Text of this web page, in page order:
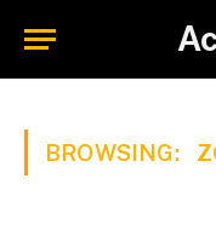
BROWSING: